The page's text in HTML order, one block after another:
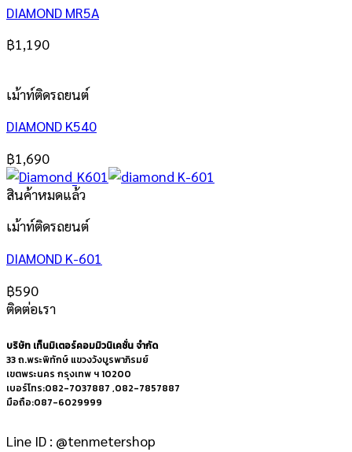
DIAMOND MR5A
฿1,190
เม้าท์ติดรถยนต์
DIAMOND K540
฿1,690
สินค้าหมดแล้ว
เม้าท์ติดรถยนต์
DIAMOND K-601
฿590
ติดต่อเรา
บริษัท เท็นมิเตอร์คอมมิวนิเคชั่น จำกัด
33 ถ.พระพิทักษ์ แขวงวังบูรพาภิรมย์
เขตพระนคร กรุงเทพ ฯ 10200
เบอร์โทร:082-7037887 ,082-7857887
มือถือ:087-6029999
Line ID : @tenmetershop